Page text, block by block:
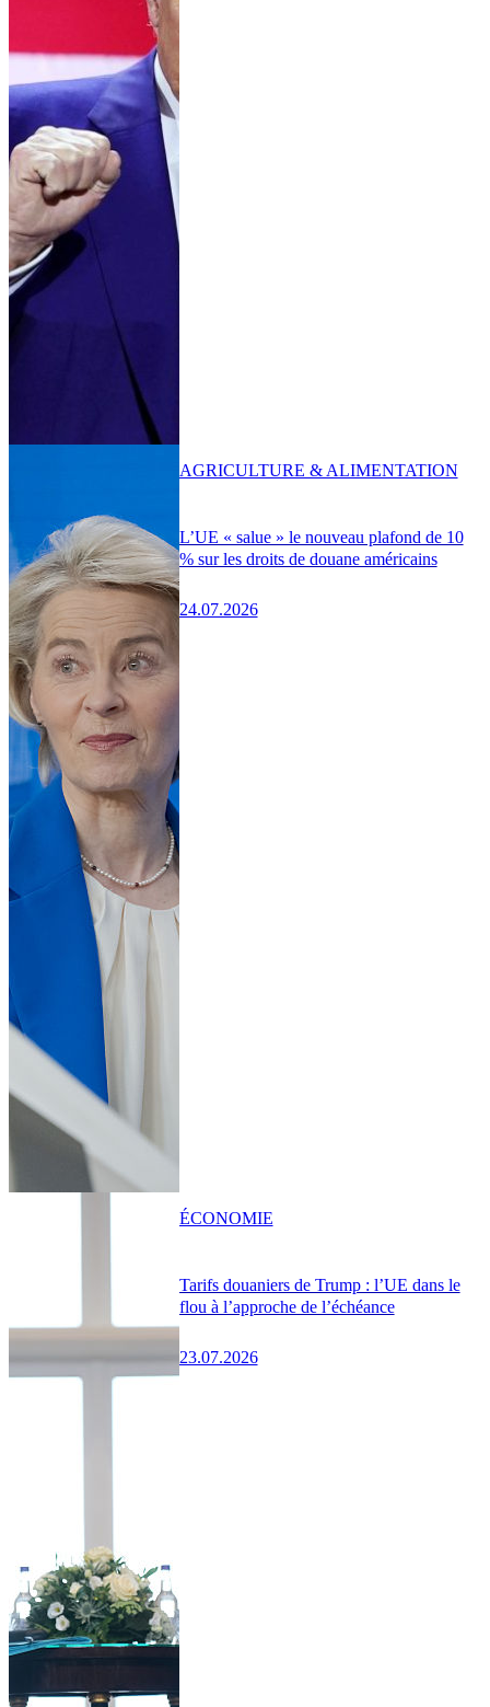
L’UE « salue » le nouveau plafond de 10
% sur les droits de douane américains
24.07.2026
AGRICULTURE & ALIMENTATION
Tarifs douaniers de Trump : l’UE dans le
flou à l’approche de l’échéance
23.07.2026
ÉCONOMIE